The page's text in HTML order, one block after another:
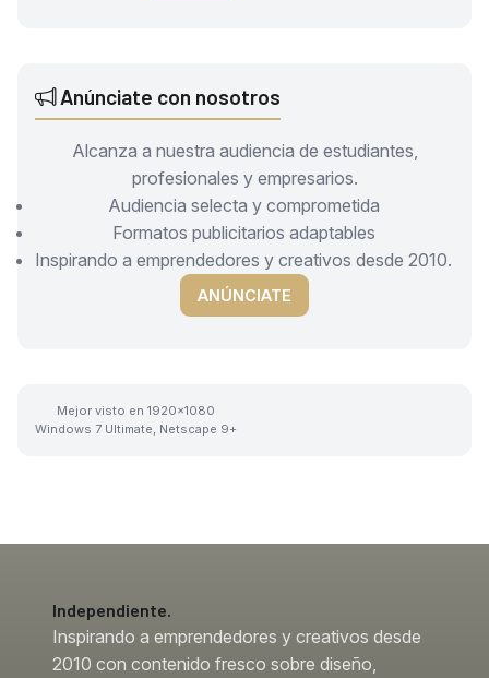
Anúnciate con nosotros
Alcanza a nuestra audiencia de estudiantes,
profesionales y empresarios.
Audiencia selecta y comprometida
Formatos publicitarios adaptables
Inspirando a emprendedores y creativos desde 2010.
ANÚNCIATE
Mejor visto en 1920x1080
Windows 7 Ultimate, Netscape 9+
Independiente.
Inspirando a emprendedores y creativos desde
2010 con contenido fresco sobre diseño,